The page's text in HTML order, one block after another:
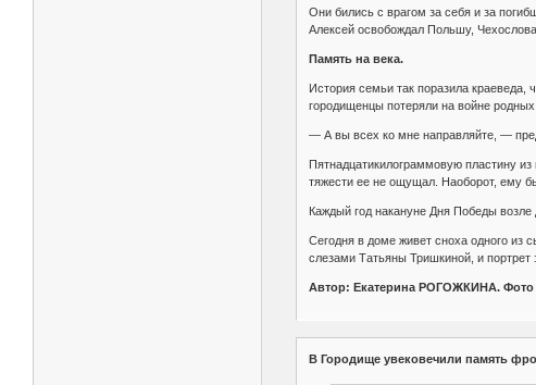
Они бились с врагом за себя и за
Алексей освобождал Польшу,
Память на века.
История семьи так поразила краеведа,
городищенцы потеряли на войне
— А вы всех ко мне направляйте, —
Пятнадцатикилограммовую пластину
тяжести ее не ощущал. Наоборот, ему
Каждый год накануне Дня Победы
Сегодня в доме живет сноха одного из
слезами Татьяны Тришкиной, и
Автор: Екатерина РОГОЖКИНА.
В Городище увековечили память